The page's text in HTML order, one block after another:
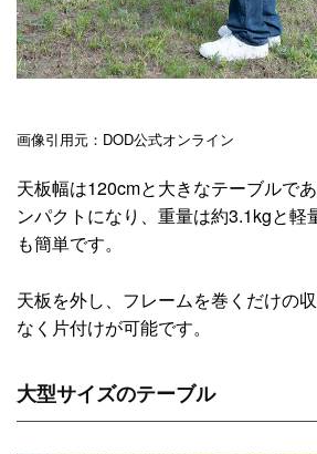
画像引用元：DOD公式オンライン
天板幅は120cmと大きなテーブルで
ンパクトになり、重量は約3.1kgと軽
も簡単です。
天板を外し、フレームを巻くだけの
なく片付けが可能です。
大型サイズのテーブル